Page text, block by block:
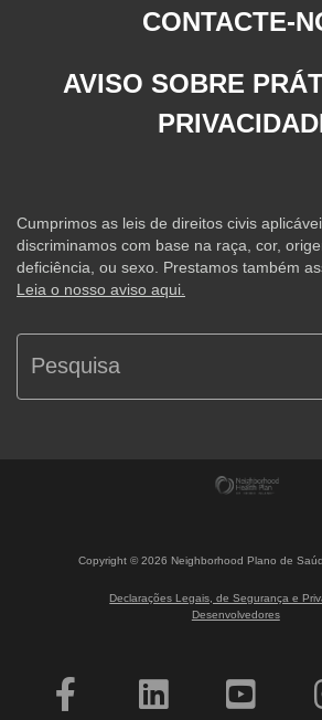
CONTACTE-
AVISO SOBRE
Cumprimos as leis de direitos civis
discriminamos com base na raça, cor,
deficiência, ou sexo. Prestamos também
Leia o nosso aviso aqui.
Copyright ©2026 Neighborhood Plano de
Declarações Legais, de Segurança e
Desenvolvedores
Interessado em tornar-